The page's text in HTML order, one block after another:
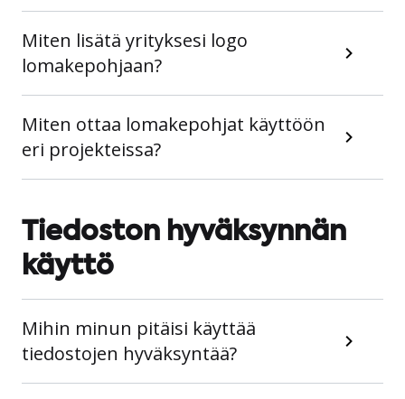
Miten lisätä yrityksesi logo
lomakepohjaan?
Miten ottaa lomakepohjat käyttöön
eri projekteissa?
Tiedoston hyväksynnän
käyttö
Mihin minun pitäisi käyttää
tiedostojen hyväksyntää?